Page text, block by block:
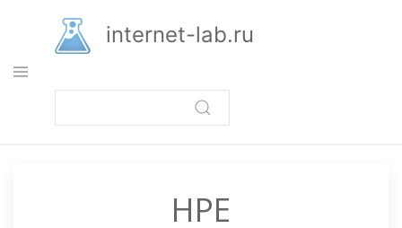
основному
содержанию
internet-lab.ru
HPE